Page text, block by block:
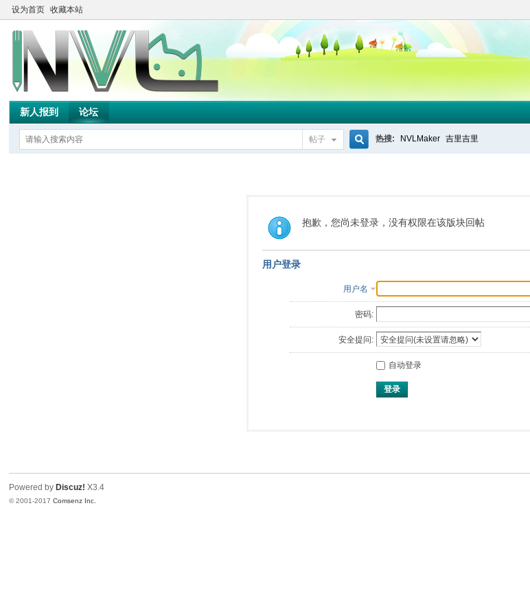
设为首页 收藏本站
新人报到 论坛
帖子
索
热搜: NVLMaker 吉里吉里
抱歉，您尚未登录，没有权限在该版块回帖
用户登录
用户名
密码:
安全提问:
自动登录
登录
Powered by Discuz! X3.4
© 2001-2017Comsenz Inc.